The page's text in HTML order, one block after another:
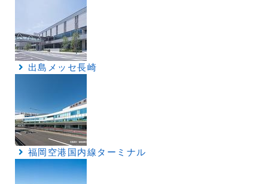
出島メッセ長崎
福岡空港国内線ターミナル